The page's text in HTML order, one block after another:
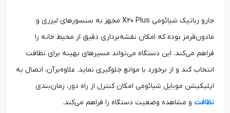
جارو رباتیک شیائومی X20 Plus مجهز به سنسورهای لیزری و
مادون‌قرمز بوده که امکان نقشه‌برداری دقیق از محیط خانه را
فراهم می‌کند. این دستگاه می‌تواند مسیرهای بهینه برای نظافت
انتخاب کند و از برخورد با موانع جلوگیری نماید. علاوه‌برآن، اتصال به
اپلیکیشن موبایل شیائومی امکان کنترل از راه دور، زمان‌بندی
نظافت و مشاهده وضعیت دستگاه را فراهم می‌کند.